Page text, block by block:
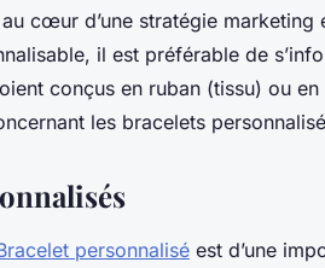
cœur d’une stratégie marketing
il est préférable de
conçus en ruban (tissu) ou
les bracelets
personnalisé est d’une